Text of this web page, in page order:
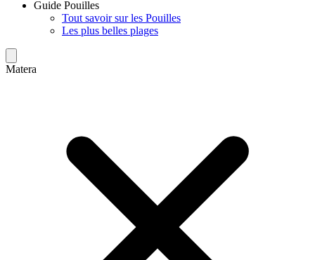
Guide Pouilles
Tout savoir sur les Pouilles
Les plus belles plages
Matera